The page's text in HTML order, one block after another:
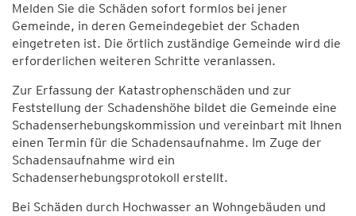
Melden Sie die Schäden sofort formlos bei jener
Gemeinde, in deren Gemeindegebiet der Schaden
eingetreten ist. Die örtlich zuständige Gemeinde wird die
erforderlichen weiteren Schritte veranlassen.
Zur Erfassung der Katastrophenschäden und zur
Feststellung der Schadenshöhe bildet die Gemeinde eine
Schadenserhebungskommission und vereinbart mit Ihnen
einen Termin für die Schadensaufnahme. Im Zuge der
Schadensaufnahme wird ein
Schadenserhebungsprotokoll erstellt.
Bei Schäden durch Hochwasser an Wohngebäuden und